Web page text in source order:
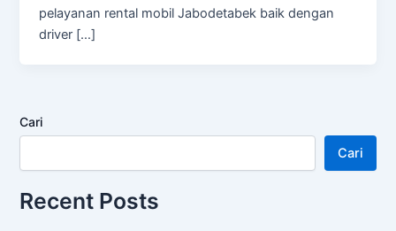
pelayanan rental mobil Jabodetabek baik dengan
driver […]
Cari
Cari
Recent Posts